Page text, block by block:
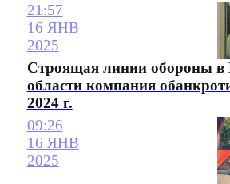
21:57
16 ЯНВ
2025
Строящая линии обороны в
области компания
2024 г.
09:26
16 ЯНВ
2025